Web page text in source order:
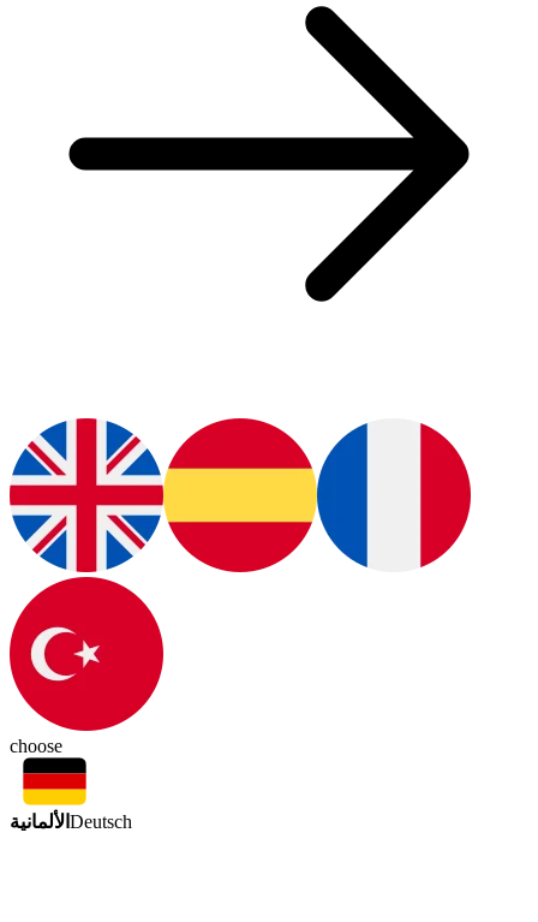
choose
الألمانية Deutsch